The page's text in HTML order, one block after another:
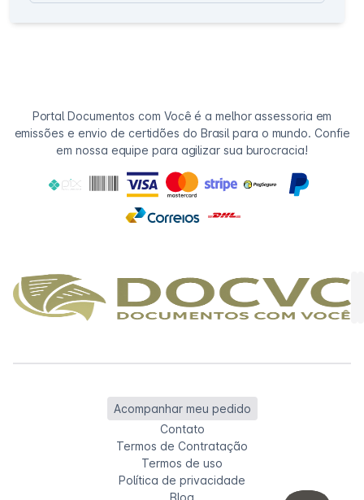
Portal Documentos com Você é a melhor assessoria em
emissões e envio de certidões do Brasil para o mundo. Confie
em nossa equipe para agilizar sua burocracia!
Acompanhar meu pedido
Contato
Termos de Contratação
Termos de uso
Política de privacidade
Blog